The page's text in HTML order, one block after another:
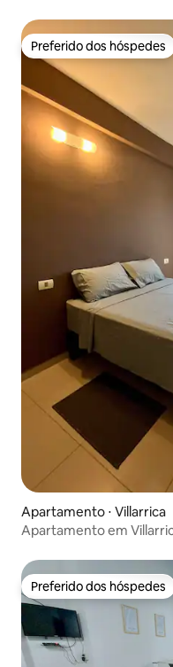
Preferido dos hóspedes
Preferido dos hóspedes
Apartamento ⋅ Villarrica
Apartamento em
Preferido dos hóspedes
Preferido dos hóspedes